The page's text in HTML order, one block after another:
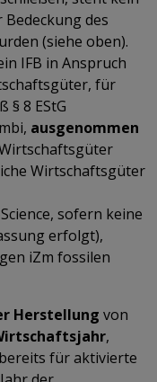
des
(siehe oben).
IFB in Anspruch
für
§ 8 EStG
ausgenommen
Wirtschaftsgüter
sofern keine
erfolgt),
iZm fossilen
Herstellung von
,
für aktivierte